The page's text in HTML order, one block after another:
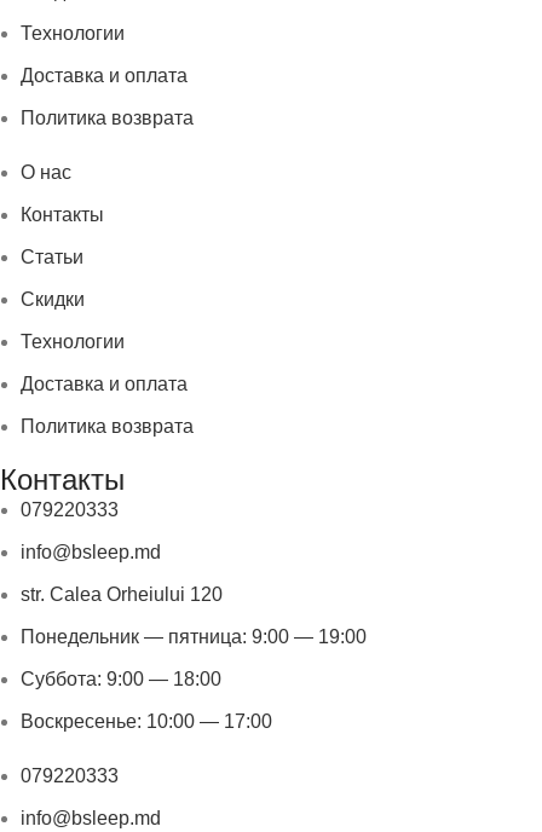
Технологии
Доставка и оплата
Политика возврата
О нас
Контакты
Статьи
Скидки
Технологии
Доставка и оплата
Политика возврата
Контакты
079220333
info@bsleep.md
str. Calea Orheiului 120
Понедельник — пятница: 9:00 — 19:00
Суббота: 9:00 — 18:00
Воскресенье: 10:00 — 17:00
079220333
info@bsleep.md